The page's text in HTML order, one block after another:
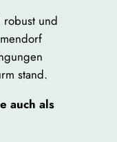
robust und
stand.
auch als